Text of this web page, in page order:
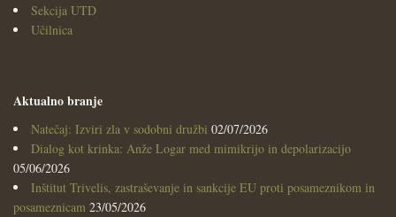
Sekcija UTD
Učilnica
Aktualno branje
Natečaj: Izviri zla v sodobni družbi 02/07/2026
Dialog kot krinka: Anže Logar med mimikrijo in depolarizacijo
05/06/2026
Inštitut Trivelis, zastraševanje in sankcije EU proti posameznikom in
posameznicam 23/05/2026